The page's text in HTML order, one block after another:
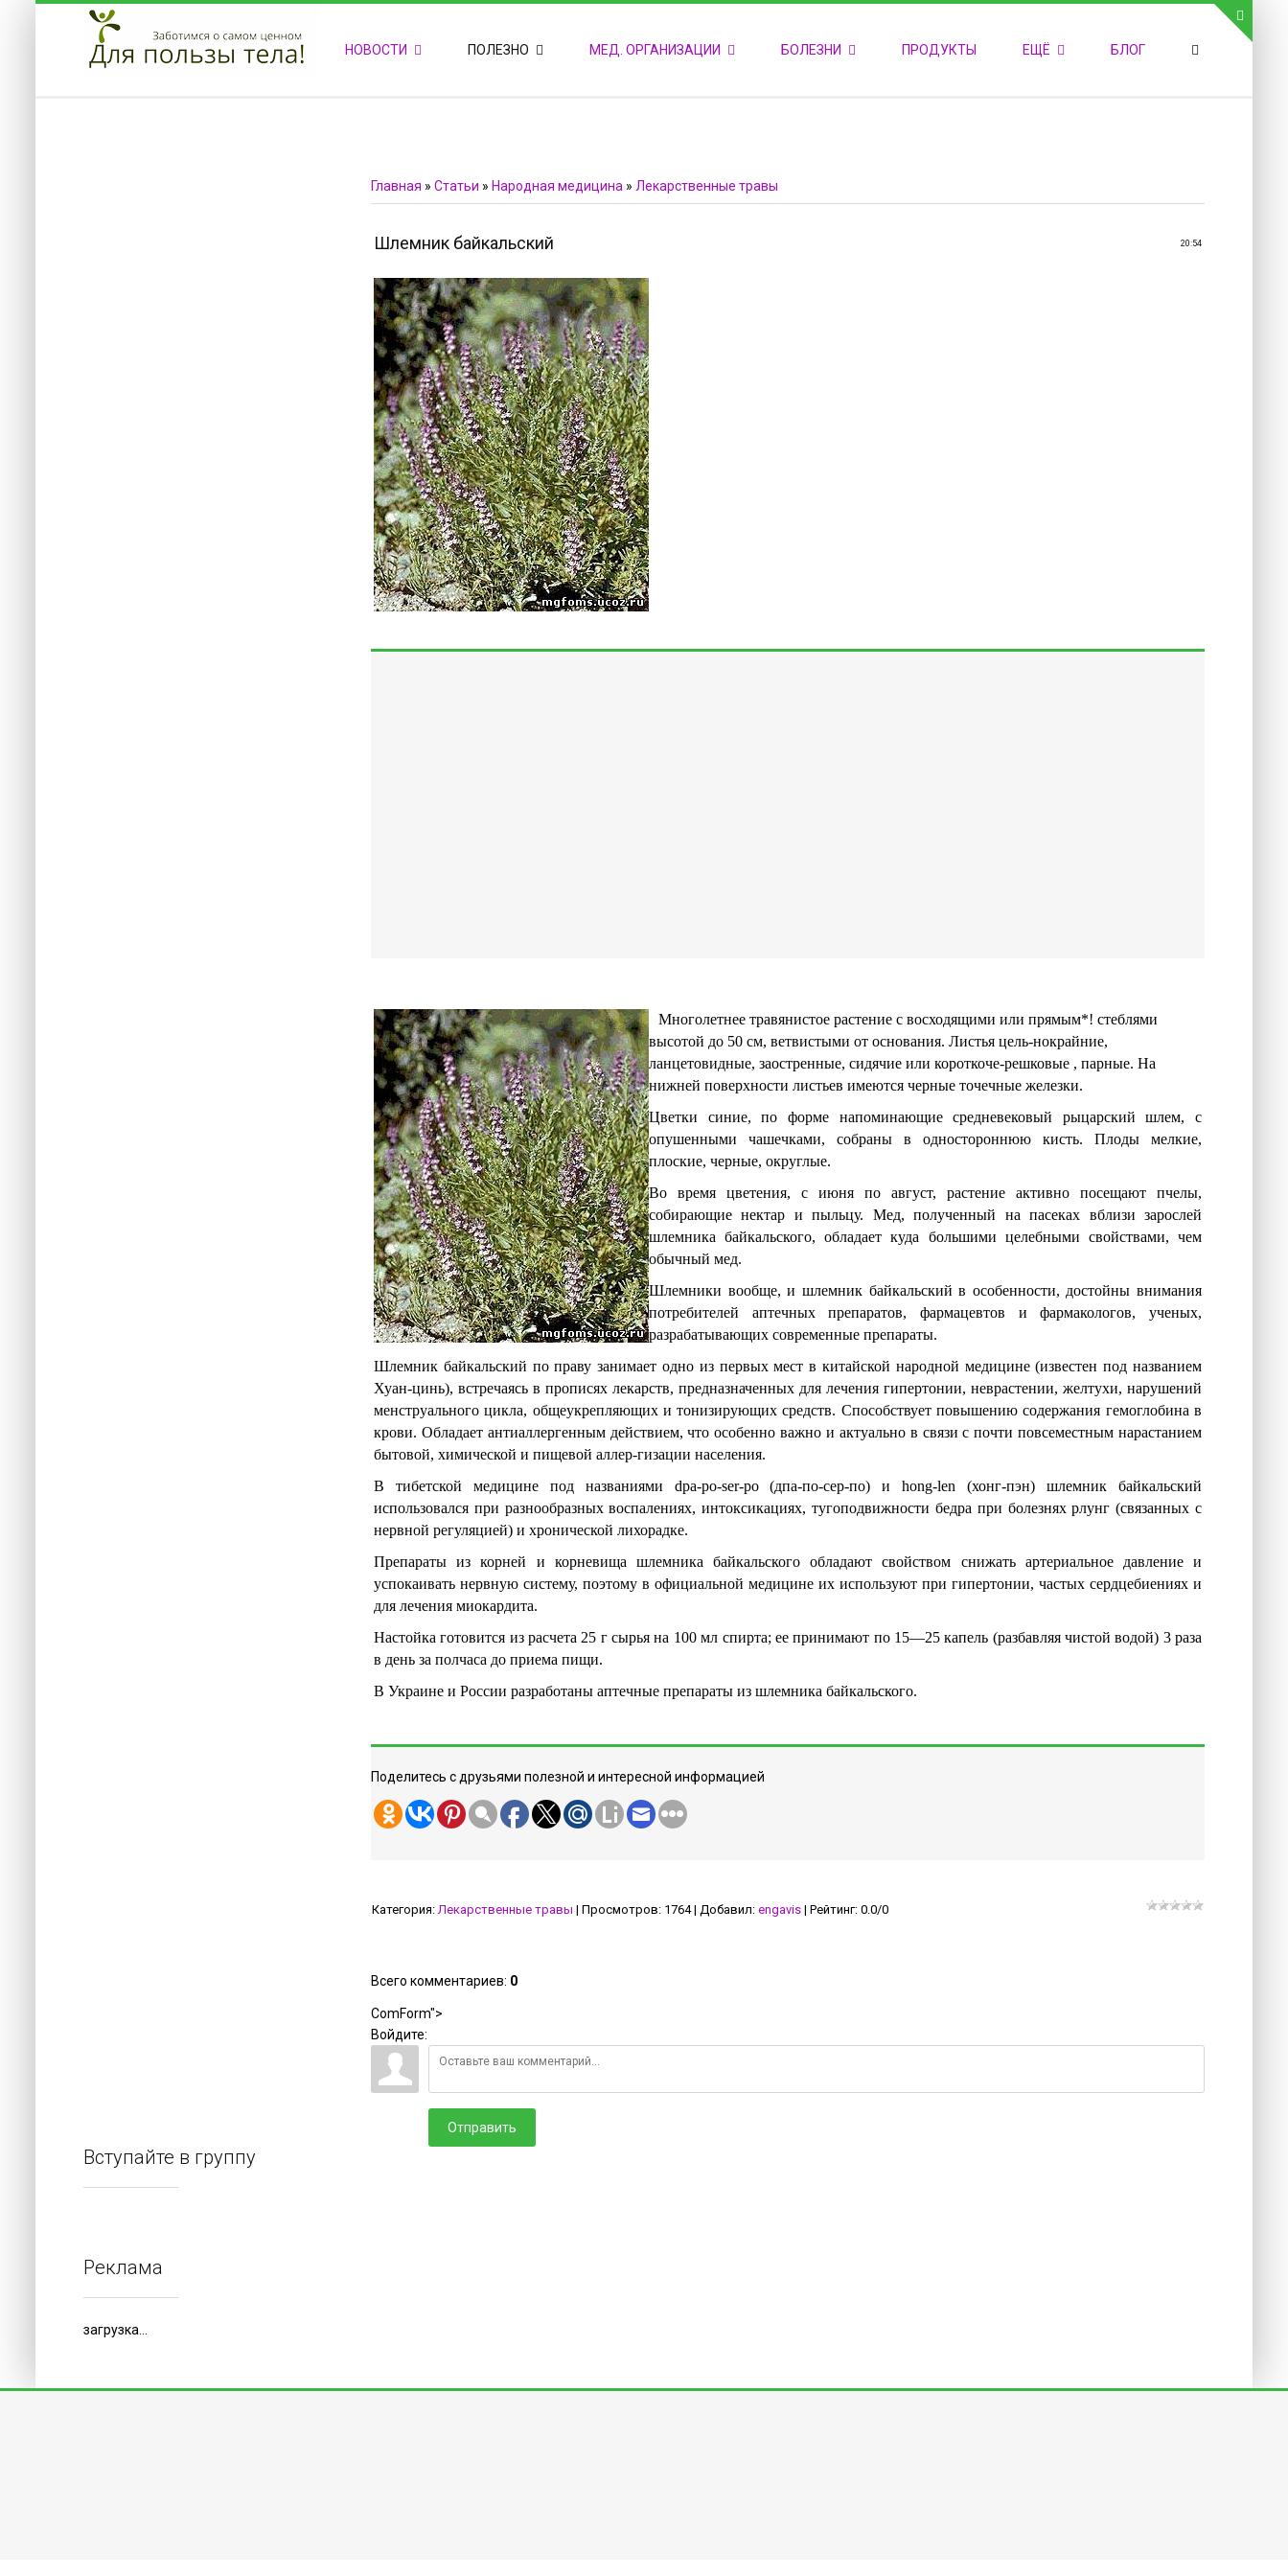
ПРИВЕТСТВУЕМ НА НАШЕМ САЙТЕ
Блок скоро обновится
ПОПУЛЯРНЫЕ НОВОСТИ СВЯЗЬ С АДМИНИСТРАЦИЕЙ САЙТА
Телефон:
НОВОСТИ ПОЛЕЗНО МЕД. ОРГАНИЗАЦИИ БОЛЕЗНИ ПРОДУКТЫ ЕЩЁ БЛОГ
Главная » Статьи » Народная медицина » Лекарственные травы
20:54
Шлемник байкальский
Многолетнее травянистое растение с восходящими или прямым*! стеблями
высотой до 50 см, ветвистыми от основания. Листья цель-нокрайние,
ланцетовидные, заостренные, сидячие или короткоче-решковые , парные. На
нижней поверхности листьев имеются черные точечные железки.
Цветки синие, по форме напоминающие средневековый рыцарский шлем, с
опушенными чашечками, собраны в одностороннюю кисть. Плоды мелкие,
плоские, черные, округлые.
Во время цветения, с июня по август, растение активно посещают пчелы,
собирающие нектар и пыльцу. Мед, полученный на пасеках вблизи зарослей
шлемника байкальского, обладает куда большими целебными свойствами, чем
обычный мед.
Шлемники вообще, и шлемник байкальский в особенности, достойны внимания
потребителей аптечных препаратов, фармацевтов и фармакологов, ученых,
разрабатывающих современные препараты.
Шлемник байкальский по праву занимает одно из первых мест в китайской народной медицине (известен под названием
Хуан-цинь), встречаясь в прописях лекарств, предназначенных для лечения гипертонии, неврастении, желтухи, нарушений
менструального цикла, общеукрепляющих и тонизирующих средств. Способствует повышению содержания гемоглобина в
крови. Обладает антиаллергенным действием, что особенно важно и актуально в связи с почти повсеместным нарастанием
бытовой, химической и пищевой аллер-гизации населения.
В тибетской медицине под названиями dpa-po-ser-po (дпа-по-сер-по) и hong-len (хонг-пэн) шлемник байкальский
использовался при разнообразных воспалениях, интоксикациях, тугоподвижности бедра при болезнях рлунг (связанных с
нервной регуляцией) и хронической лихорадке.
Препараты из корней и корневища шлемника байкальского обладают свойством снижать артериальное давление и
успокаивать нервную систему, поэтому в официальной медицине их используют при гипертонии, частых сердцебиениях и
для лечения миокардита.
Настойка готовится из расчета 25 гсырья на 100 мл спирта; ее принимают по 15—25 капель (разбавляя чистой водой) 3 раза
в день за полчаса до приема пищи.
В Украине и России разработаны аптечные препараты из шлемника байкальского.
Поделитесь с друзьями полезной и интересной информацией
Категория: Лекарственные травы | Просмотров: 1764| Добавил: engavis | Рейтинг: 0.0/0
Всего комментариев: 0
ComForm">
Войдите:
Отправить
Вступайте в группу
Реклама
загрузка...